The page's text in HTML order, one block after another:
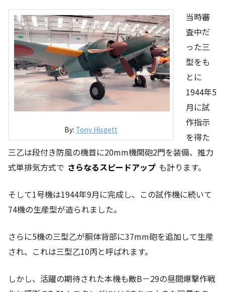
By: Tony Hisgett
当時審
査中だ
った三
型をも
とに
1944年5
月に試
作指示
を得た
三乙は段付き防風の機首に20mm機関砲2門を装備、推力
式単排気方式で さらなるスピードアップ も計ります。
そして1号機は1944年9月に完成し、この試作機に続いて
74機の生産型が造られました。
さらに5機の三型乙が胴体背部に37mm砲を追加して生産
され、これは三型乙10丙と呼ばれます。
しかし、活躍の期待された本機も敵B－29の昼間爆撃作戦